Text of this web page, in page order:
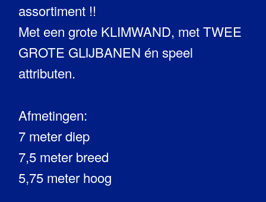
assortiment !!
Met een grote KLIMWAND, met TWEE
GROTE GLIJBANEN én speel
attributen.
Afmetingen:
7 meter diep
7,5 meter breed
5,75 meter hoog